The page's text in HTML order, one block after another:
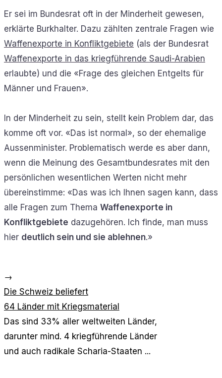
Er sei im Bundesrat oft in der Minderheit gewesen,
erklärte Burkhalter. Dazu zählten zentrale Fragen wie
Waffenexporte in Konfliktgebiete (als der Bundesrat
Waffenexporte in das kriegführende Saudi-Arabien
erlaubte) und die «Frage des gleichen Entgelts für
Männer und Frauen».
In der Minderheit zu sein, stellt kein Problem dar, das
komme oft vor. «Das ist normal», so der ehemalige
Aussenminister. Problematisch werde es aber dann,
wenn die Meinung des Gesamtbundesrates mit den
persönlichen wesentlichen Werten nicht mehr
übereinstimme: «Das was ich Ihnen sagen kann, dass
alle Fragen zum Thema Waffenexporte in
Konfliktgebiete dazugehören. Ich finde, man muss
hier deutlich sein und sie ablehnen.»
→
Die Schweiz beliefert
64 Länder mit Kriegsmaterial
Das sind 33% aller weltweiten Länder,
darunter mind. 4 kriegführende Länder
und auch radikale Scharia-Staaten ...